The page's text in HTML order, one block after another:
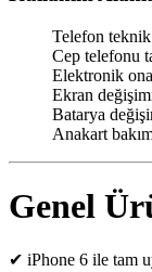
Telefon
Cep telefonu
Elektronik
Ekran
Batarya
Anakart
Genel
✔ iPhone 6 ile tam